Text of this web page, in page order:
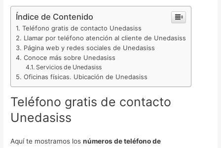
Índice de Contenido
Teléfono gratis de contacto Unedasiss
Llamar por teléfono atención al cliente de Unedasiss
Página web y redes sociales de Unedasiss
Conoce más sobre Unedasiss
Servicios de Unedasiss
Oficinas físicas. Ubicación de Unedasiss
Teléfono gratis de contacto
Unedasiss
Aquí te mostramos losnúmeros de teléfono de